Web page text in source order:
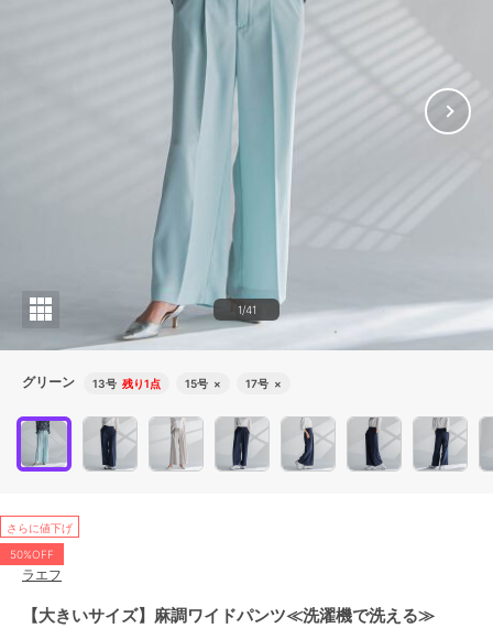
1/41
グリーン 13号 残り1点 15号 × 17号 ×
さらに値下げ
50%OFF
ラエフ
【大きいサイズ】麻調ワイドパンツ≪洗濯機で洗える≫